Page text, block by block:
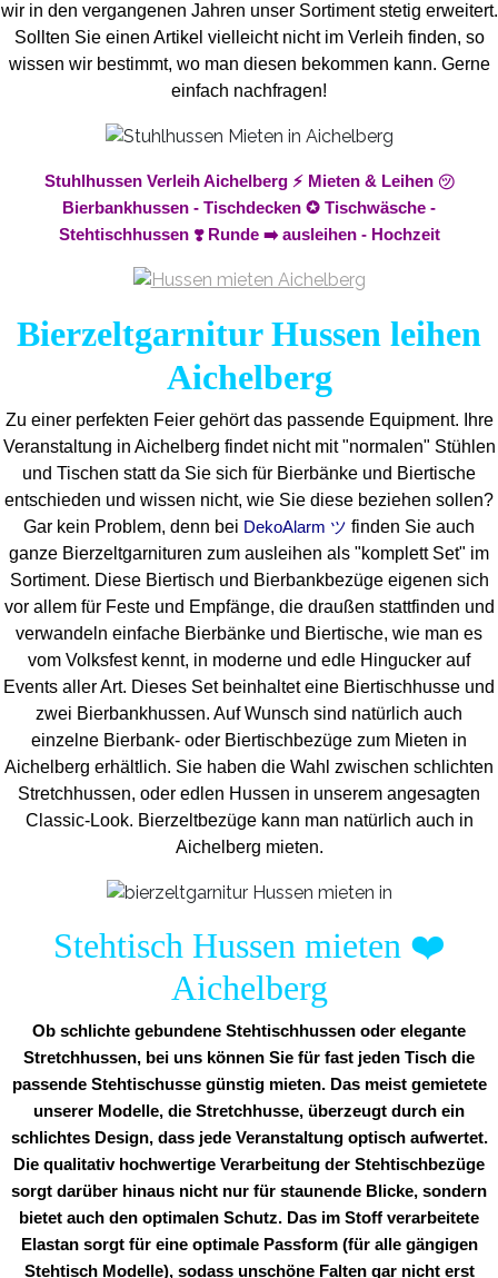
wir in den vergangenen Jahren unser Sortiment stetig erweitert.
Sollten Sie einen Artikel vielleicht nicht im Verleih finden, so
wissen wir bestimmt, wo man diesen bekommen kann. Gerne
einfach nachfragen!
Stuhlhussen Verleih Aichelberg ⚡ Mieten & Leihen ㋡
Bierbankhussen - Tischdecken ✪ Tischwäsche -
Stehtischhussen ❣️ Runde ➡️ ausleihen - Hochzeit
Bierzeltgarnitur Hussen leihen
Aichelberg
Zu einer perfekten Feier gehört das passende Equipment.
Ihre
Veranstaltung in Aichelberg findet nicht mit "normalen" Stühlen
und Tischen statt da Sie sich für Bierbänke und Biertische
entschieden und wissen nicht, wie Sie diese beziehen sollen?
Gar kein Problem, denn bei DekoAlarm ツ finden Sie auch
ganze Bierzeltgarnituren zum ausleihen als "komplett Set" im
Sortiment. Diese Biertisch und Bierbankbezüge eigenen sich
vor allem für Feste und Empfänge, die draußen stattfinden und
verwandeln einfache Bierbänke und Biertische, wie man es
vom Volksfest kennt, in moderne und edle Hingucker auf
Events aller Art. Dieses Set beinhaltet eine Biertischhusse und
zwei Bierbankhussen. Auf Wunsch sind natürlich auch
einzelne Bierbank- oder Biertischbezüge zum Mieten in
Aichelberg erhältlich. Sie haben die Wahl zwischen schlichten
Stretchhussen, oder edlen Hussen in unserem angesagten
Classic-Look. Bierzeltbezüge kann man natürlich auch in
Aichelberg mieten.
Stehtisch Hussen mieten ❤️
Aichelberg
Ob schlichte gebundene Stehtischhussen oder elegante
Stretchhussen, bei uns können Sie für fast jeden Tisch die
passende Stehtischusse günstig mieten. Das meist gemietete
unserer Modelle, die Stretchhusse, überzeugt durch ein
schlichtes Design, dass jede Veranstaltung optisch aufwertet.
Die qualitativ hochwertige Verarbeitung der Stehtischbezüge
sorgt darüber hinaus nicht nur für staunende Blicke, sondern
bietet auch den optimalen Schutz. Das im Stoff verarbeitete
Elastan sorgt für eine optimale Passform (für alle gängigen
Stehtisch Modelle), sodass unschöne Falten gar nicht erst